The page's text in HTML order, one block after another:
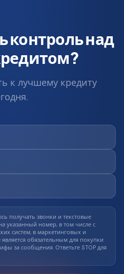
контроль над
к лучшему кредиту
получать звонки и текстовые
указанный номер, в том числе с
систем, в маркетинговых и
обязательным для покупки
за сообщения. Ответьте STOP для